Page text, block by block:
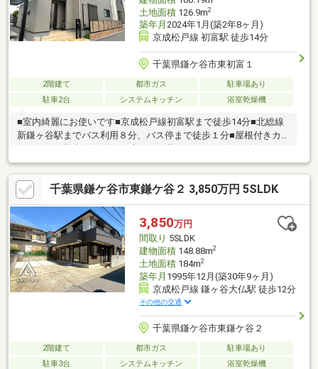
土地面積126.9m2
築年月 2024年1月(築2年8ヶ月)
京成松戸線 初富駅 徒歩14分
千葉県鎌ケ谷市東初富１
2階建て 都市ガス
駐車場あり
駐車2台
システムキッチン 浴室乾燥機
■室内綺麗にお使いです■京成松戸線初富駅まで徒歩14分■北総線
新鎌ヶ谷駅までバス利用８分、バス停まで徒歩１分■屋根付きカ
ラ3台■エアコン3台■おしゃれなオーダーカーテン■便利な宅配ボ
ックス
千葉県鎌ケ谷市東鎌ケ谷２ 3,850万円 5SLDK
3,850万円
間取り 5SLDK
建物面積148.88m2
土地面積184m2
築年月 1995年12月(築30年9ヶ月)
京成松戸線 鎌ヶ谷大仏駅 徒歩12分
その他の交通
千葉県鎌ケ谷市東鎌ケ谷２
2階建て 都市ガス
駐車場あり
駐車3台
システムキッチン 浴室乾燥機